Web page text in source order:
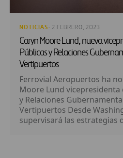
NOTICIAS · 2 FEBRERO, 2023
Caryn Moore Lund, nueva
Públicas y Relaciones
Vertipuertos
Ferrovial Aeropuertos ha
Moore Lund vicepresidenta
y Relaciones
Vertipuertos Desde
supervisará las estrategias